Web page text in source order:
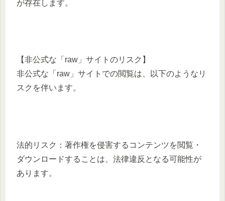
が存在します。​
【非公式な「raw」サイトのリスク】
非公式な「raw」サイトでの閲覧は、以下のようなリ
スクを伴います。​
法的リスク：​著作権を侵害するコンテンツを閲覧・
ダウンロードすることは、法律違反となる可能性が
あります。​